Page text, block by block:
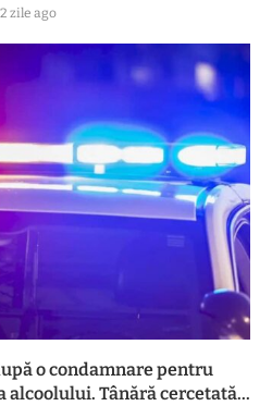
2 zile ago
o condamnare pentru
Tânără cercetată...